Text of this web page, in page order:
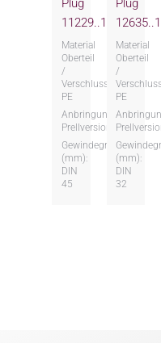
Plug
11229..1
Material
Oberteil
/
Verschluss:
PE
Anbringungsart:
Prellversion
Gewindegröße
(mm):
DIN
45
Plug
12635..1
Material
Oberteil
/
PE
(mm):
DIN
32